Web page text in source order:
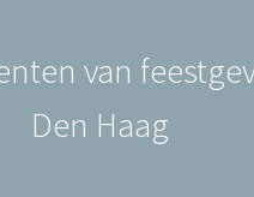
van
Den Haag